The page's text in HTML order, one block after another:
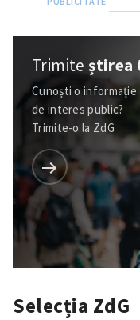
Trimiteștirea
Cunoști o informație
de interes public?
Trimite-o la ZdG
Selecția ZdG